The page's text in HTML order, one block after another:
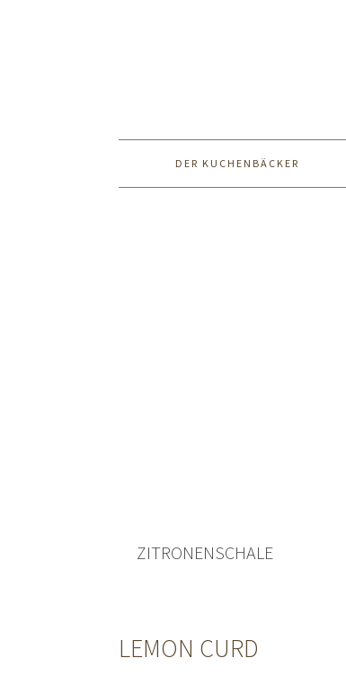
DER KUCHENBÄCKER
ZITRONENSCHALE
LEMON CURD